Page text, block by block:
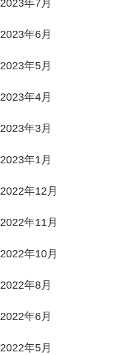
2023年7月
2023年6月
2023年5月
2023年4月
2023年3月
2023年1月
2022年12月
2022年11月
2022年10月
2022年8月
2022年6月
2022年5月